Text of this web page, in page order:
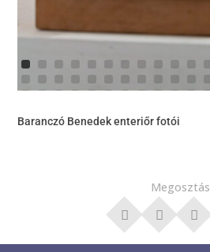
Baranczó Benedek enteriőr fotói
Megosztás